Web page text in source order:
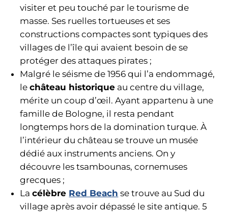
visiter et peu touché par le tourisme de
masse. Ses ruelles tortueuses et ses
constructions compactes sont typiques des
villages de l’île qui avaient besoin de se
protéger des attaques pirates ;
Malgré le séisme de 1956 qui l’a endommagé,
lechâteau historique au centre du village,
mérite un coup d’œil. Ayant appartenu à une
famille de Bologne, il resta pendant
longtemps hors de la domination turque. À
l’intérieur du château se trouve un musée
dédié aux instruments anciens. On y
découvre les tsambounas, cornemuses
grecques ;
Lacélèbre Red Beach se trouve au Sud du
village après avoir dépassé le site antique. 5